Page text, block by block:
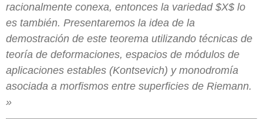
racionalmente conexa, entonces la variedad $X$ lo
es también. Presentaremos la idea de la
demostración de este teorema utilizando técnicas de
teoría de deformaciones, espacios de módulos de
aplicaciones estables (Kontsevich) y monodromía
asociada a morfismos entre superficies de Riemann.
»